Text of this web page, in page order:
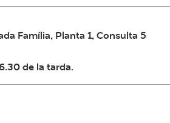
Família, Planta 1, Consulta 5
de la tarda.